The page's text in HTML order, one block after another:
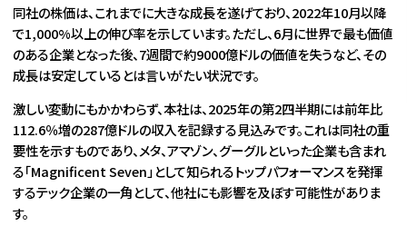
同社の株価は、これまでに大きな成長を遂げており、2022年10月以降
で1,000%以上の伸び率を示しています。ただし、6月に世界で最も価値
のある企業となった後、7週間で約9000億ドルの価値を失うなど、その
成長は安定しているとは言いがたい状況です。
激しい変動にもかかわらず、本社は、2025年の第2四半期には前年比
112.6％増の287億ドルの収入を記録する見込みです。これは同社の重
要性を示すものであり、メタ、アマゾン、グーグルといった企業も含まれ
る「Magnificent Seven」として知られるトップパフォーマンスを発揮
するテック企業の一角として、他社にも影響を及ぼす可能性がありま
す。